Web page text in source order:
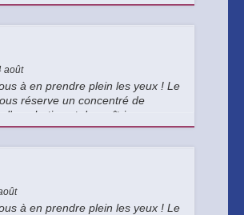
d'Enduro. Un parcours fun,
!
août
à en prendre plein les yeux ! Le
réserve un concentré de
d'acrobaties et de maîtrise
spectaculaires,
époustouflant !
à en prendre plein les yeux ! Le